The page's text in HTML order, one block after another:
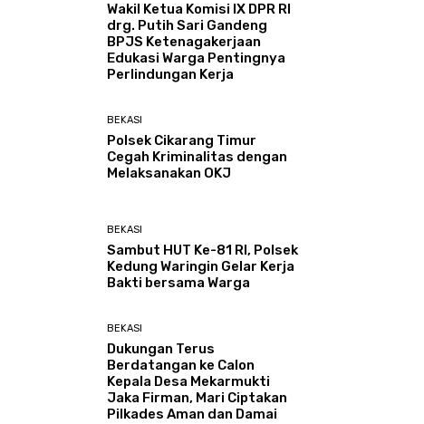
Wakil Ketua Komisi IX DPR RI
drg. Putih Sari Gandeng
BPJS Ketenagakerjaan
Edukasi Warga Pentingnya
Perlindungan Kerja
BEKASI
Polsek Cikarang Timur
Cegah Kriminalitas dengan
Melaksanakan OKJ
BEKASI
Sambut HUT Ke-81 RI, Polsek
Kedung Waringin Gelar Kerja
Bakti bersama Warga
BEKASI
Dukungan Terus
Berdatangan ke Calon
Kepala Desa Mekarmukti
Jaka Firman, Mari Ciptakan
Pilkades Aman dan Damai